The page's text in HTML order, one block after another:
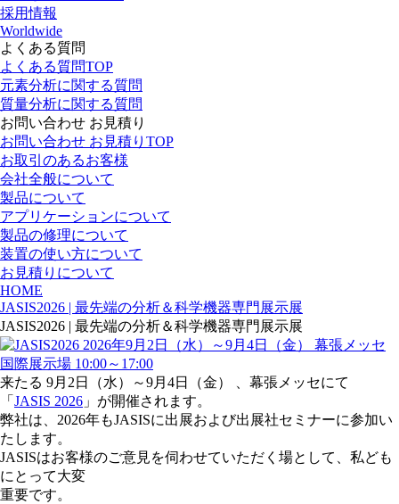
採用情報
Worldwide
よくある質問
よくある質問TOP
元素分析に関する質問
質量分析に関する質問
お問い合わせ お見積り
お問い合わせ お見積りTOP
お取引のあるお客様
会社全般について
製品について
アプリケーションについて
製品の修理について
装置の使い方について
お見積りについて
HOME
JASIS2026 | 最先端の分析＆科学機器専門展示展
JASIS2026 | 最先端の分析＆科学機器専門展示展
来たる 9月2日（水）～9月4日（金） 、幕張メッセにて
「 JASIS 2026 」が開催されます。
弊社は、2026年もJASISに出展および出展社セミナーに参加い
たします。
JASISはお客様のご意見を伺わせていただく場として、私ども
にとって大変
重要です。